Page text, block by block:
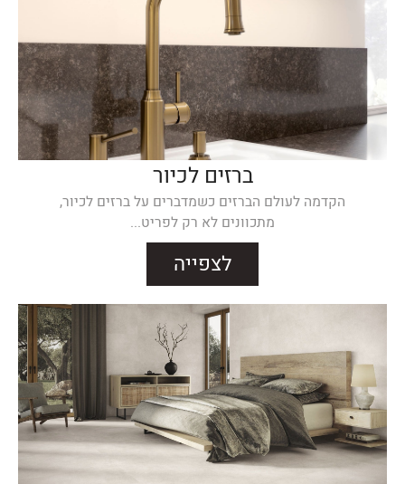
ברזים לכיור
הקדמה לעולם הברזים כשמדברים על ברזים לכיור,
מתכוונים לא רק לפריט...
לצפייה